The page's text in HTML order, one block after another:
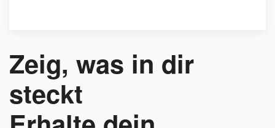
Zeig, was in dir
steckt